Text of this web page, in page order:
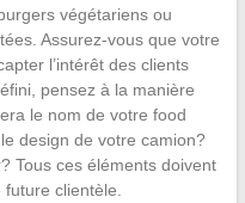
végétariens ou
Assurez-vous que votre
l’intérêt des clients
pensez à la manière
le nom de votre food
design de votre camion?
Tous ces éléments doivent
clientèle.